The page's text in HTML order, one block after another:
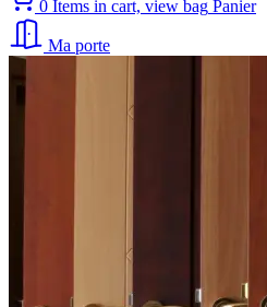
0 Items in cart, view bag Panier
Ma porte